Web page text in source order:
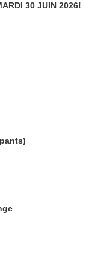
30 JUIN 2026!
orange